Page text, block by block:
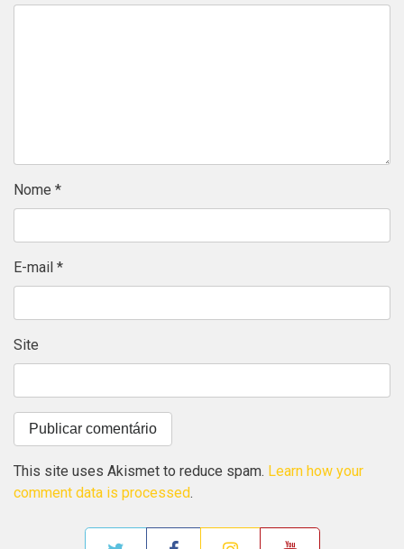
Nome *
E-mail *
Site
This site uses Akismet to reduce spam. Learn how your
comment data is processed.